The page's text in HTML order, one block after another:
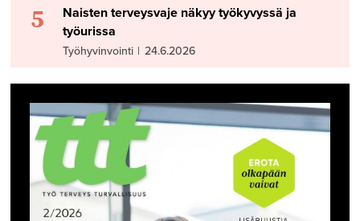
5
Naisten terveysvaje näkyy työkyvyssä ja
työurissa
Työhyvinvointi | 24.6.2026